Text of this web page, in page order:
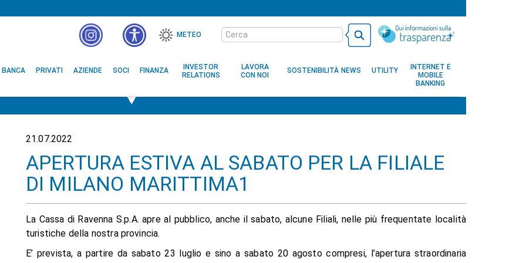
METEO
Cerca
nel
sito
BANCA PRIVATI AZIENDE SOCI FINANZA
INVESTOR
RELATIONS
LAVORA
CON NOI
SOSTENIBILITÀ NEWS UTILITY
INTERNET E
MOBILE
BANKING
21.07.2022
APERTURA ESTIVA AL SABATO PER LA FILIALE
DI MILANO MARITTIMA1
La Cassa di Ravenna S.p.A. apre al pubblico, anche il sabato, alcune Filiali, nelle più frequentate località
turistiche della nostra provincia.
E’ prevista, a partire da sabato 23 luglio e sino a sabato 20 agosto compresi, l’apertura straordinaria